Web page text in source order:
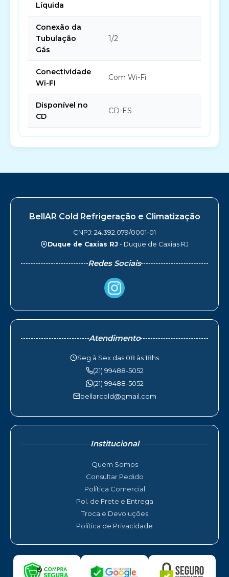
Líquida
Conexão da
Tubulação
Gás
1/2
Conectividade
Wi-FI
Com Wi-Fi
Disponível no
CD
CD-ES
BellAR Cold Refrigeração e Climatização
CNPJ: 24.392.079/0001-01
Duque de Caxias RJ - Duque de Caxias RJ
Redes Sociais
Atendimento
Seg à Sex das 08 às 18hs
(21) 99488-5052
(21) 99488-5052
bellarcold@gmail.com
Institucional
Quem Somos
Consultar Pedido
Política Comercial
Pol. de Frete e Entrega
Troca e Devoluções
Política de Privacidade